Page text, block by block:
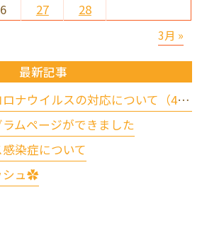
3月 »
27 28
最新記事
とむ歯科での新型コロナウイルスの対応について（4/17更新）
ムページができました
染症について
シュ✿